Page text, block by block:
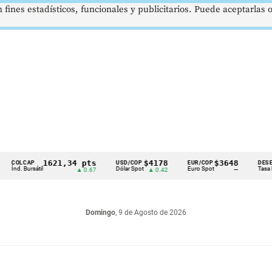
Bursátil
1621,34 pts USD/COP
Dólar Spot
$4178
▲ 0.42
EUR/COP
Euro Spot
$3648
—
DESEMPLEO
Tasa
Domingo, 9 de Agosto de 2026
estadísticos, funcionales y publicitarios. Puede aceptarlas